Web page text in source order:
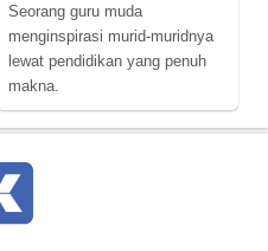
Seorang guru muda
menginspirasi murid-muridnya
lewat pendidikan yang penuh
makna.